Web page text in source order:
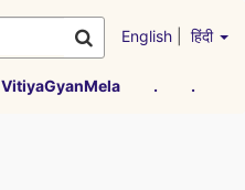
English हिंदी
VitiyaGyanMela . .